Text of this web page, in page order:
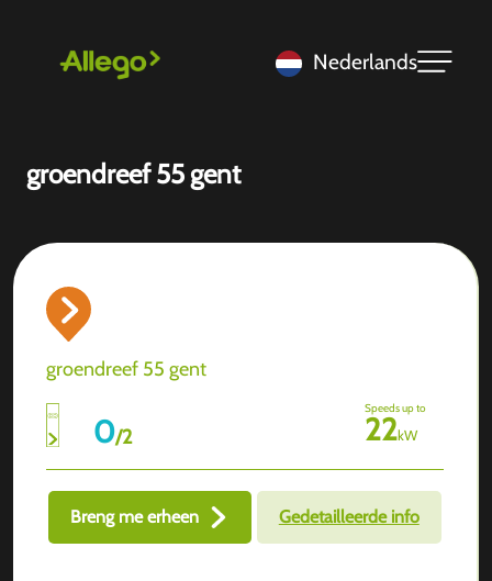
Nederlands
groendreef 55 gent
groendreef 55 gent
0/2
Speeds up to
22kW
Breng me erheen Gedetailleerde info